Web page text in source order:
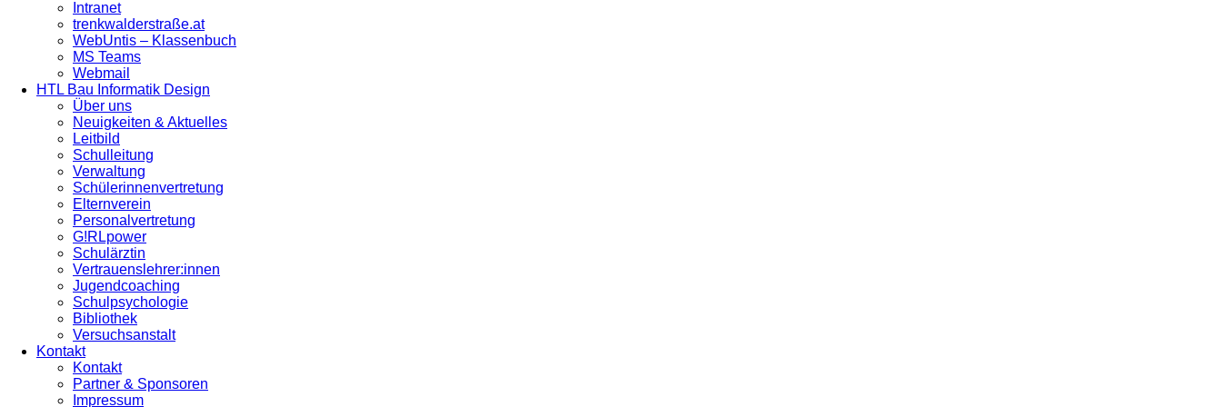
Intranet
trenkwalderstraße.at
WebUntis – Klassenbuch
MS Teams
Webmail
HTL Bau Informatik Design
Über uns
Neuigkeiten & Aktuelles
Leitbild
Schulleitung
Verwaltung
Schülerinnenvertretung
Elternverein
Personalvertretung
G!RLpower
Schulärztin
Vertrauenslehrer:innen
Jugendcoaching
Schulpsychologie
Bibliothek
Versuchsanstalt
Kontakt
Kontakt
Partner & Sponsoren
Impressum